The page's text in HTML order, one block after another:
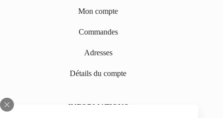
Mon compte
Commandes
Adresses
Détails du compte
INFORMATIONS